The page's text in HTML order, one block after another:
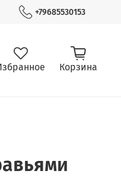
+79685530153
Корзина